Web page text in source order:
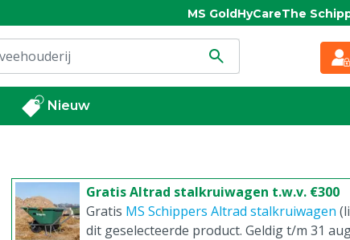
MS GoldHyCareThe
Nieuw
Gratis Altrad stalkruiwagen t.w.v. €300
Gratis MS Schippers Altrad stalkruiwagen
dit geselecteerde product. Geldig t/m 31